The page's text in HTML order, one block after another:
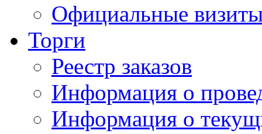
Официальные
Торги
Реестр заказов
Информация о
Информация о